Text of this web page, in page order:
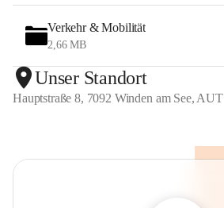
Verkehr & Mobilität
2,66 MB
Unser Standort
Hauptstraße 8, 7092 Winden am See, AUT